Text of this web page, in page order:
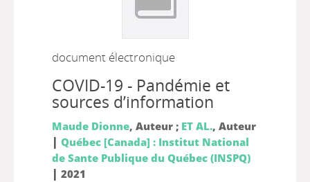
document électronique
COVID-19 - Pandémie et
sources d’information
Maude Dionne, Auteur ; ET AL., Auteur
| Québec [Canada] : Institut National
de Sante Publique du Québec (INSPQ)
| 2021